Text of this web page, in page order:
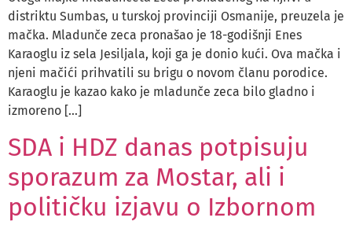
distriktu Sumbas, u turskoj provinciji Osmanije, preuzela je
mačka. Mladunče zeca pronašao je 18-godišnji Enes
Karaoglu iz sela Jesiljala, koji ga je donio kući. Ova mačka i
njeni mačići prihvatili su brigu o novom članu porodice.
Karaoglu je kazao kako je mladunče zeca bilo gladno i
izmoreno […]
SDA i HDZ danas potpisuju
sporazum za Mostar, ali i
političku izjavu o Izbornom